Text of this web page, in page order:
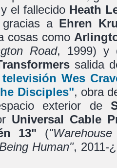
y el fallecido Heath
a Ehren
cosas como
Road, 1999) y
salida
Wes
Disciples", obra
exterior de
Universal Cable
13" (
Human", 2011-